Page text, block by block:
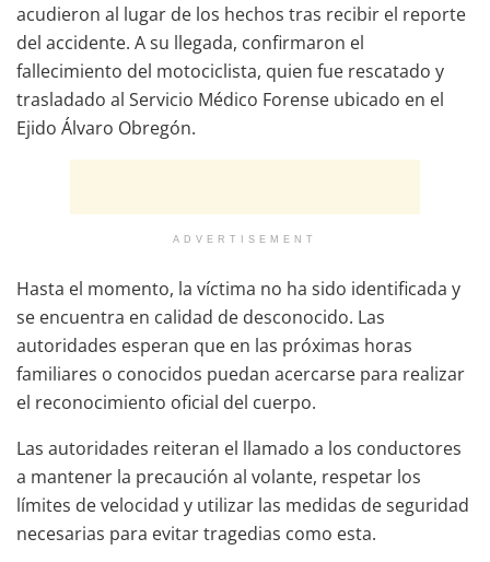
acudieron al lugar de los hechos tras recibir el reporte
del accidente. A su llegada, confirmaron el
fallecimiento del motociclista, quien fue rescatado y
trasladado al Servicio Médico Forense ubicado en el
Ejido Álvaro Obregón.
ADVERTISEMENT
Hasta el momento, la víctima no ha sido identificada y
se encuentra en calidad de desconocido. Las
autoridades esperan que en las próximas horas
familiares o conocidos puedan acercarse para realizar
el reconocimiento oficial del cuerpo.
Las autoridades reiteran el llamado a los conductores
a mantener la precaución al volante, respetar los
límites de velocidad y utilizar las medidas de seguridad
necesarias para evitar tragedias como esta.